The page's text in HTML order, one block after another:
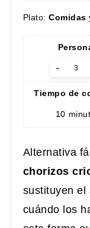
Plato:Comidas
-
Tiempo de
10
Alternativa
chorizos
sustituyen el
cuándo los